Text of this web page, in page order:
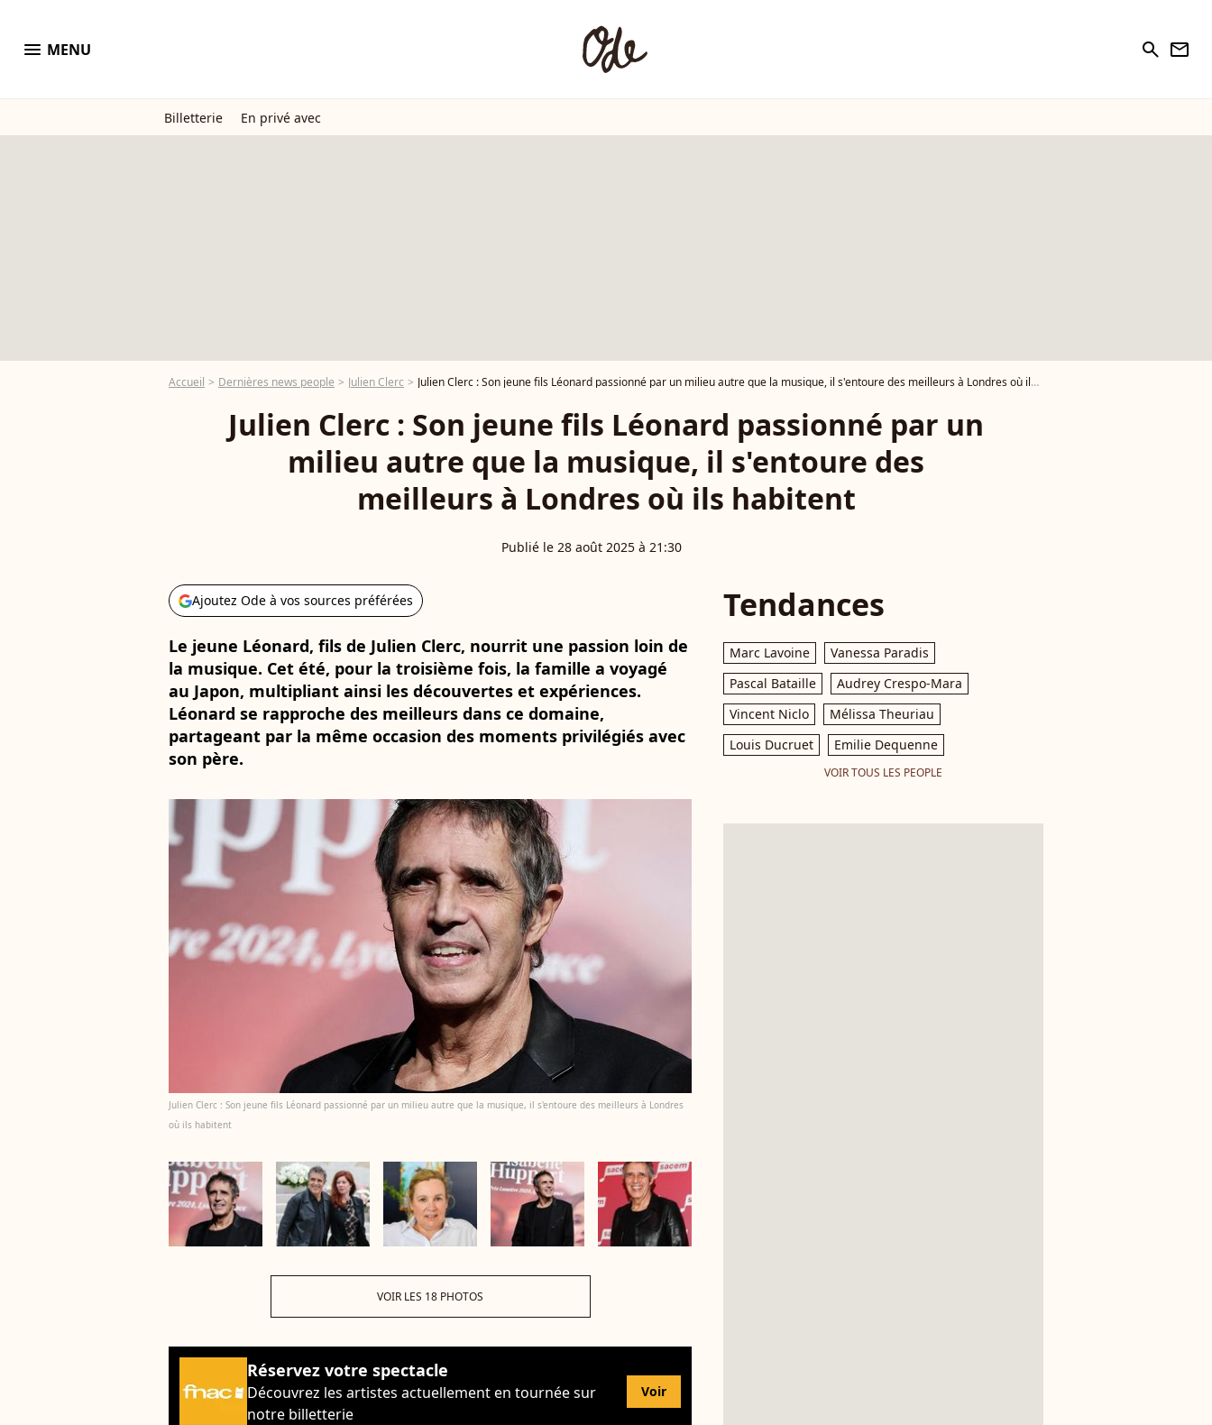
menu MENU search newsletter
Billetterie En privé avec
Accueil Dernières news people Julien Clerc Julien Clerc : Son jeune fils Léonard passionné par un milieu autre que la musique, il s'entoure des meilleurs à Londres où ils habitent
Julien Clerc : Son jeune fils Léonard passionné par un
milieu autre que la musique, il s'entoure des
meilleurs à Londres où ils habitent
Publié le 28 août 2025 à 21:30
Ajoutez Ode à vos sources préférées
Le jeune Léonard, fils de Julien Clerc, nourrit une passion loin de
la musique. Cet été, pour la troisième fois, la famille a voyagé
au Japon, multipliant ainsi les découvertes et expériences.
Léonard se rapproche des meilleurs dans ce domaine,
partageant par la même occasion des moments privilégiés avec
son père.
Julien Clerc : Son jeune fils Léonard passionné par un milieu autre que la musique, il s'entoure des meilleurs à Londres
où ils habitent
VOIR LES 18 PHOTOS
Réservez votre spectacle
Découvrez les artistes actuellement en tournée sur
notre billetterie
Voir
Tendances
Marc Lavoine
Vanessa Paradis
Pascal Bataille
Audrey Crespo-Mara
Vincent Niclo
Mélissa Theuriau
Louis Ducruet
Emilie Dequenne
VOIR TOUS LES PEOPLE